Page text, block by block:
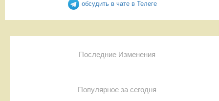
обсудить в чате в Телеге
Последние Изменения
Популярное за сегодня